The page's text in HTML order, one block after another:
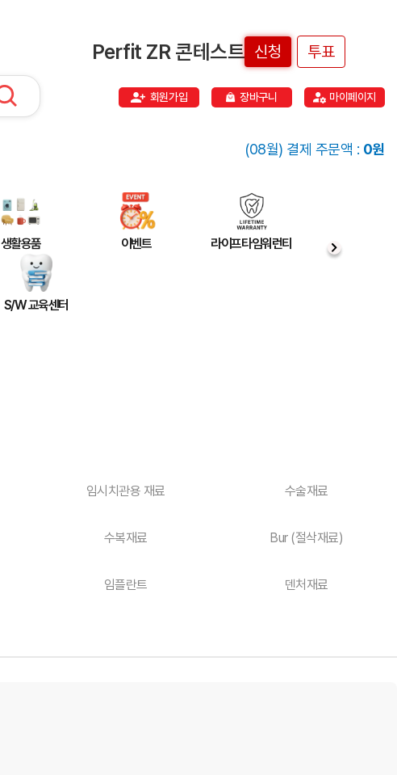
Perfit ZR 콘테스트 신청 투표
회원가입 장바구니 마이페이지
(08월) 결제 주문액 : 0원
생활용품 이벤트 라이프타임워런티
S/W 교육센터
임시치관용 재료 수술재료
수복재료 Bur (절삭재료)
임플란트 덴처재료